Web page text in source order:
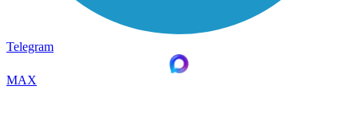
Telegram
MAX